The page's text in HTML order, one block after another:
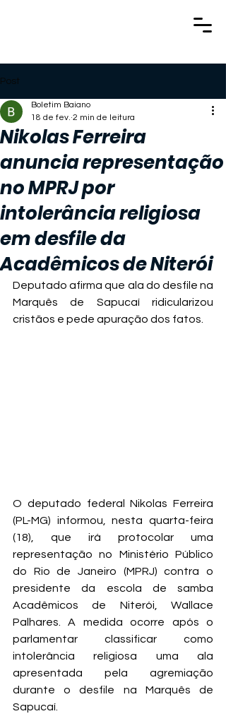
Post
Nikolas Ferreira
anuncia representação
no MPRJ por
intolerância religiosa
em desfile da
Acadêmicos de Niterói
Boletim Baiano
18 de fev. 2 min de leitura
Deputado afirma que ala do desfile na
Marquês de Sapucaí ridicularizou
cristãos e pede apuração dos fatos.
O deputado federal Nikolas Ferreira
(PL-MG) informou, nesta quarta-feira
(18), que irá protocolar uma
representação no Ministério Público
do Rio de Janeiro (MPRJ) contra o
presidente da escola de samba
Acadêmicos de Niterói, Wallace
Palhares. A medida ocorre após o
parlamentar classificar como
intolerância religiosa uma ala
apresentada pela agremiação
durante o desfile na Marquês de
Sapucaí.